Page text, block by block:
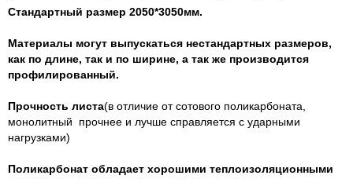
Стандартный размер 2050*3050мм.
Материалы могут выпускаться нестандартных размеров,
как по длине, так и по ширине, а так же производится
профилированный.
Прочность листа(в отличие от сотового поликарбоната,
монолитный прочнее и лучше справляется с ударными
нагрузками)
Поликарбонат обладает хорошими теплоизоляционными